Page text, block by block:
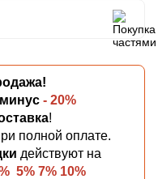
минус - 20%
!
полной оплате.
действуют на
5% 7% 10%